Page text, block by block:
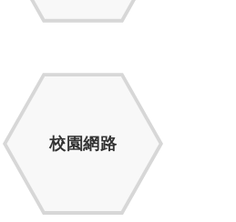
校園網路